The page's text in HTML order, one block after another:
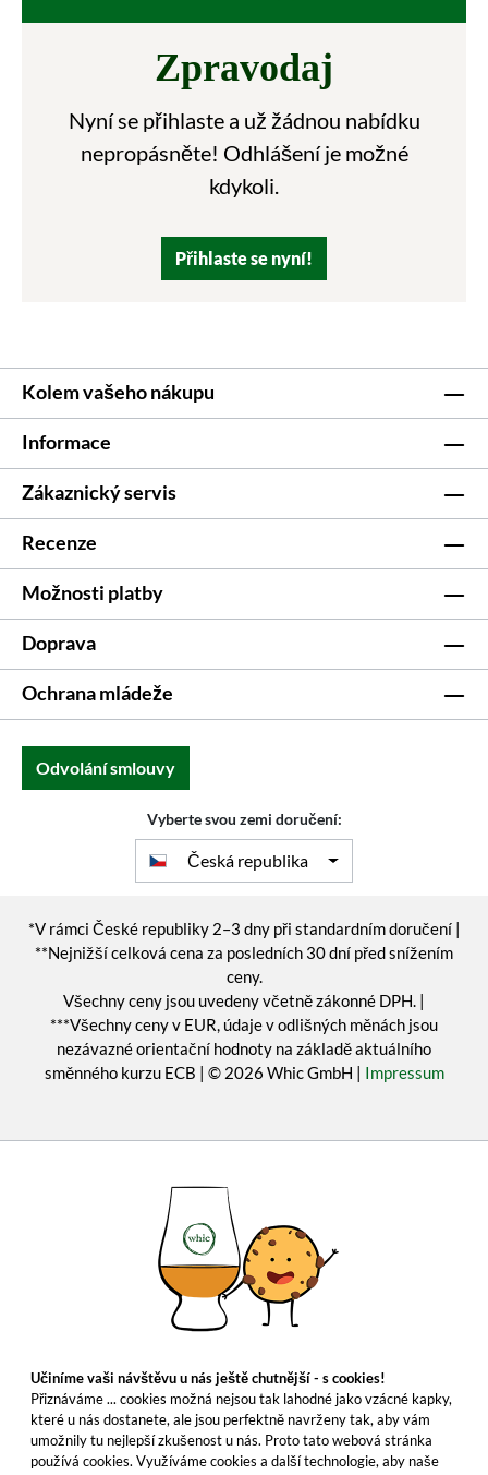
Zpravodaj
Nyní se přihlaste a už žádnou nabídku
nepropásněte! Odhlášení je možné
kdykoli.
Přihlaste se nyní!
Kolem vašeho nákupu
Informace
Zákaznický servis
Recenze
Možnosti platby
Doprava
Ochrana mládeže
Odvolání smlouvy
Vyberte svou zemi doručení:
Česká republika
*V rámci České republiky 2–3 dny při standardním doručení |
**Nejnižší celková cena za posledních 30 dní před snížením
ceny.
Všechny ceny jsou uvedeny včetně zákonné DPH. |
***Všechny ceny v EUR, údaje v odlišných měnách jsou
nezávazné orientační hodnoty na základě aktuálního
směnného kurzu ECB | © 2026 Whic GmbH | Impressum
Učiníme vaši návštěvu u nás ještě chutnější - s cookies!
Přiznáváme ... cookies možná nejsou tak lahodné jako vzácné kapky,
které u nás dostanete, ale jsou perfektně navrženy tak, aby vám
umožnily tu nejlepší zkušenost u nás. Proto tato webová stránka
používá cookies. Využíváme cookies a další technologie, aby naše